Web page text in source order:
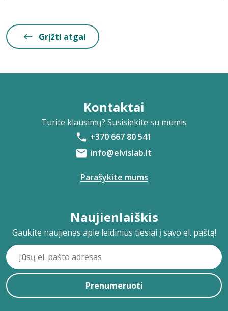
Grįžti atgal
Kontaktai
Turite klausimų? Susisiekite su mumis
+370 667 80 541
info@elvislab.lt
Parašykite mums
Naujienlaiškis
Gaukite naujienas apie leidinius tiesiai į savo el. paštą!
Prenumeruoti